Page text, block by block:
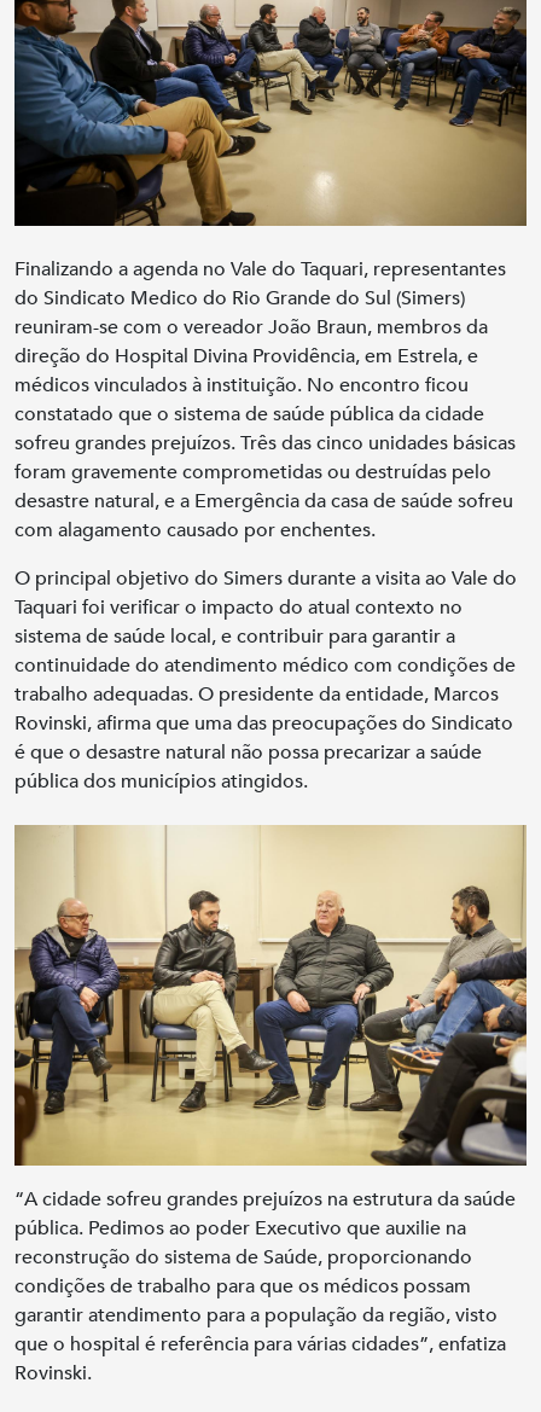
Finalizando a agenda no Vale do Taquari, representantes
do Sindicato Medico do Rio Grande do Sul (Simers)
reuniram-se com o vereador João Braun, membros da
direção do Hospital Divina Providência, em Estrela, e
médicos vinculados à instituição. No encontro ficou
constatado que o sistema de saúde pública da cidade
sofreu grandes prejuízos. Três das cinco unidades básicas
foram gravemente comprometidas ou destruídas pelo
desastre natural, e a Emergência da casa de saúde sofreu
com alagamento causado por enchentes.
O principal objetivo do Simers durante a visita ao Vale do
Taquari foi verificar o impacto do atual contexto no
sistema de saúde local, e contribuir para garantir a
continuidade do atendimento médico com condições de
trabalho adequadas. O presidente da entidade, Marcos
Rovinski, afirma que uma das preocupações do Sindicato
é que o desastre natural não possa precarizar a saúde
pública dos municípios atingidos.
“A cidade sofreu grandes prejuízos na estrutura da saúde
pública. Pedimos ao poder Executivo que auxilie na
reconstrução do sistema de Saúde, proporcionando
condições de trabalho para que os médicos possam
garantir atendimento para a população da região, visto
que o hospital é referência para várias cidades”, enfatiza
Rovinski.